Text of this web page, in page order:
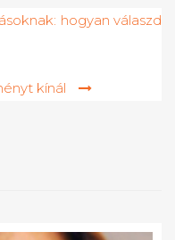
hogyan válaszd
kínál